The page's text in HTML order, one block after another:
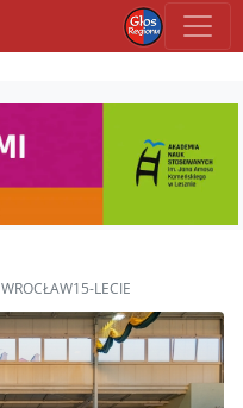
WROCŁAW15-LECIE